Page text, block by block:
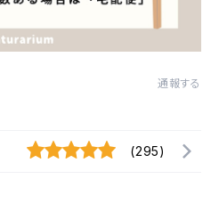
通報する
(295)